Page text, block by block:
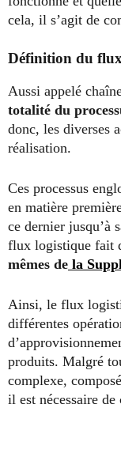
cela, il s’agit de
Définition du
Aussi appelé
totalité du
donc, les diverses
réalisation.
Ces processus
en matière
ce dernier jusqu’à
flux logistique fait
mêmes de la
Ainsi, le flux
différentes
produits. Malgré
complexe,
il est nécessaire de